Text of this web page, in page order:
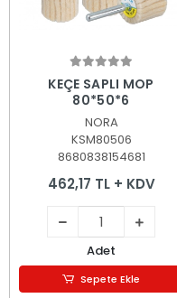
KEÇE SAPLI MOP
80*50*6
NORA
KSM80506
8680838154681
462,17 TL + KDV
Adet
Sepete Ekle